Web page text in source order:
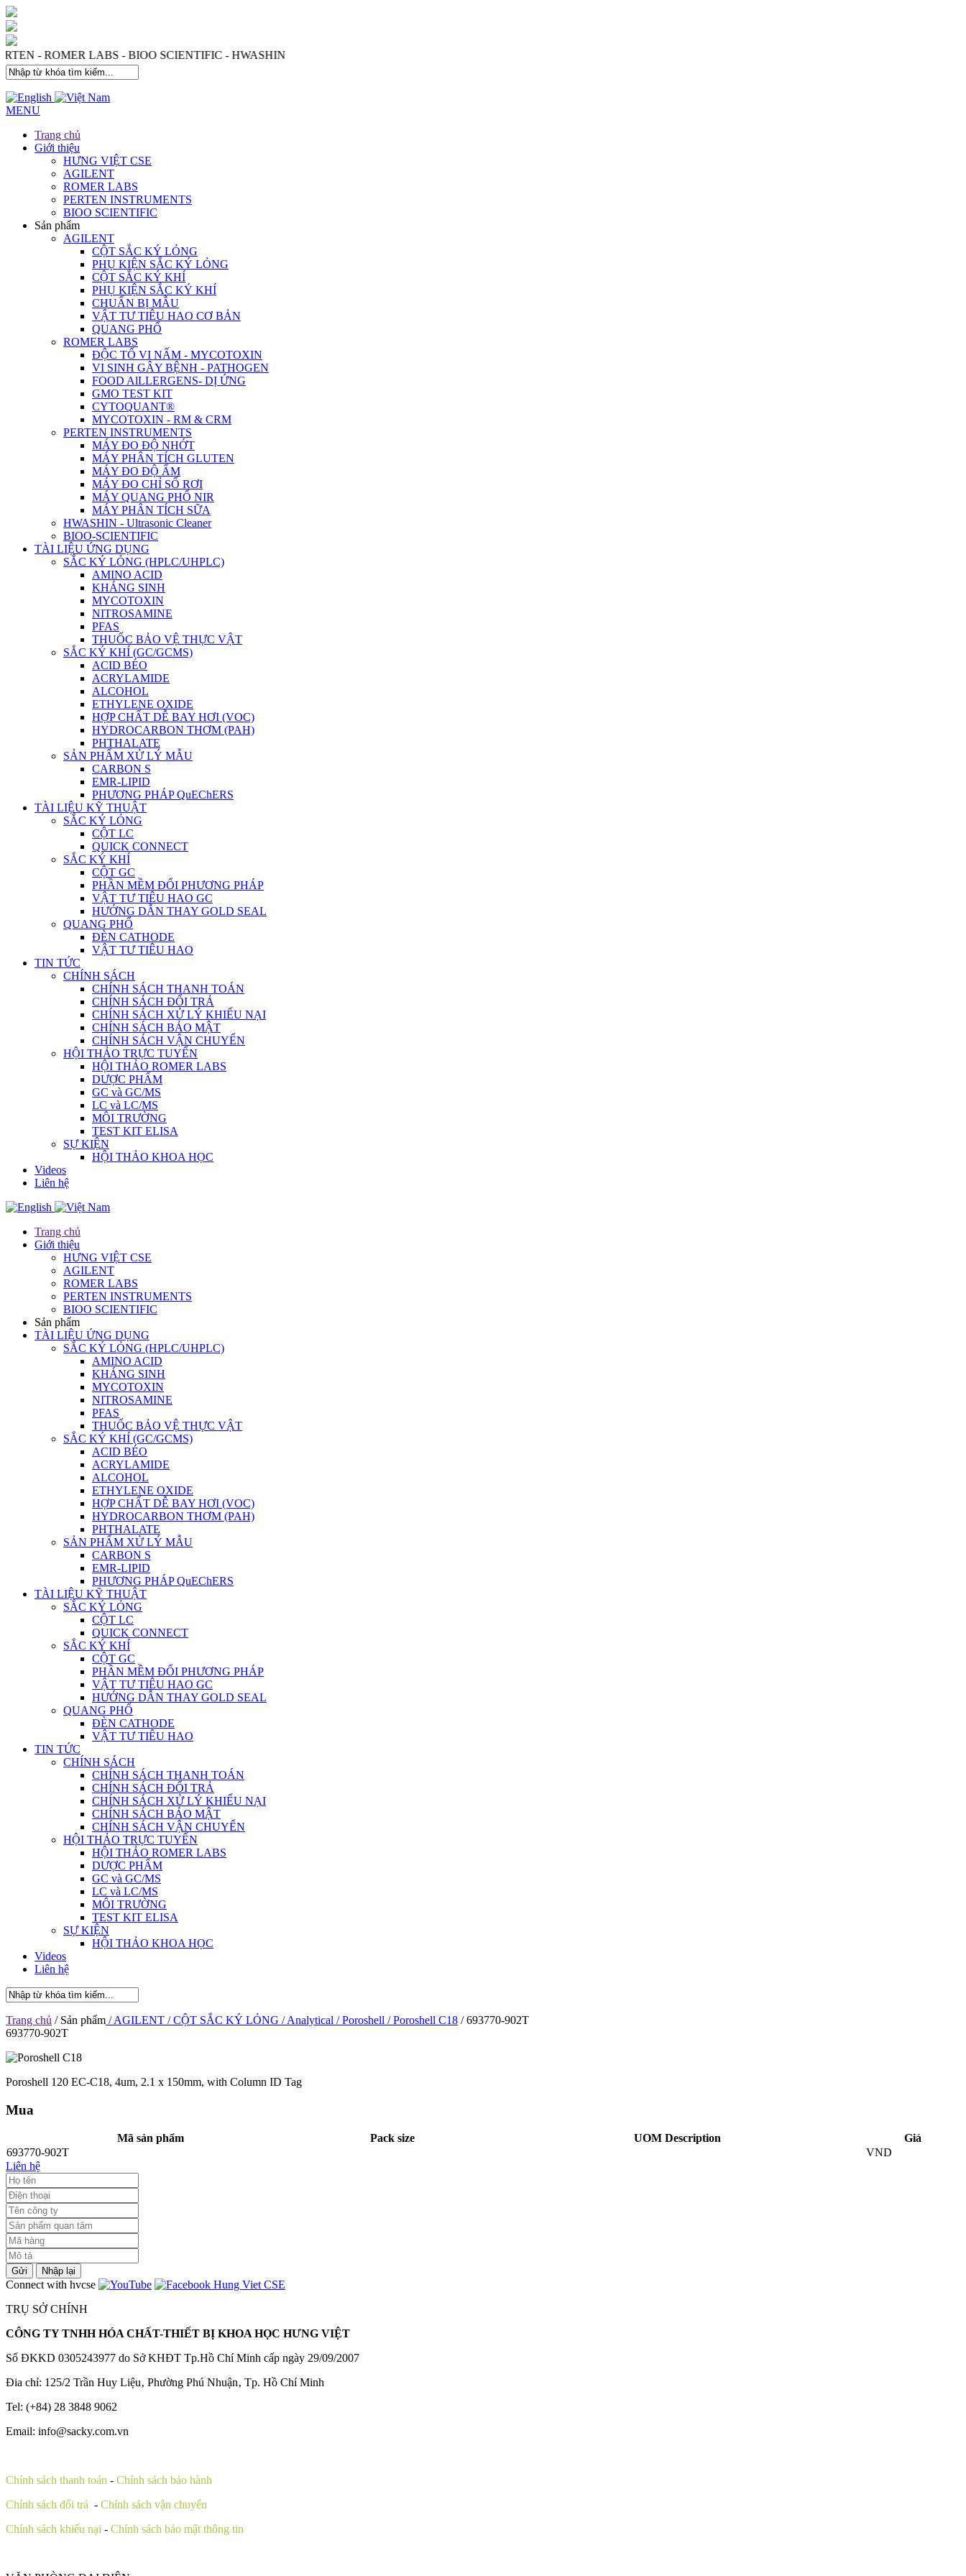
- PERTEN - ROMER LABS - BIOO SCIENTIFIC - HWASHIN
MENU
Trang chủ
Giới thiệu
HƯNG VIỆT CSE
AGILENT
ROMER LABS
PERTEN INSTRUMENTS
BIOO SCIENTIFIC
Sản phẩm
AGILENT
CỘT SẮC KÝ LỎNG
PHỤ KIỆN SẮC KÝ LỎNG
CỘT SẮC KÝ KHÍ
PHỤ KIỆN SẮC KÝ KHÍ
CHUẨN BỊ MẪU
VẬT TƯ TIÊU HAO CƠ BẢN
QUANG PHỔ
ROMER LABS
ĐỘC TỐ VI NẤM - MYCOTOXIN
VI SINH GÂY BỆNH - PATHOGEN
FOOD AlLLERGENS- DỊ ỨNG
GMO TEST KIT
CYTOQUANT®
MYCOTOXIN - RM & CRM
PERTEN INSTRUMENTS
MÁY ĐO ĐỘ NHỚT
MÁY PHÂN TÍCH GLUTEN
MÁY ĐO ĐỘ ẨM
MÁY ĐO CHỈ SỐ RƠI
MÁY QUANG PHỔ NIR
MÁY PHÂN TÍCH SỮA
HWASHIN - Ultrasonic Cleaner
BIOO-SCIENTIFIC
TÀI LIỆU ỨNG DỤNG
SẮC KÝ LỎNG (HPLC/UHPLC)
AMINO ACID
KHÁNG SINH
MYCOTOXIN
NITROSAMINE
PFAS
THUỐC BẢO VỆ THỰC VẬT
SẮC KÝ KHÍ (GC/GCMS)
ACID BÉO
ACRYLAMIDE
ALCOHOL
ETHYLENE OXIDE
HỢP CHẤT DỄ BAY HƠI (VOC)
HYDROCARBON THƠM (PAH)
PHTHALATE
SẢN PHẨM XỬ LÝ MẪU
CARBON S
EMR-LIPID
PHƯƠNG PHÁP QuEChERS
TÀI LIỆU KỸ THUẬT
SẮC KÝ LỎNG
CỘT LC
QUICK CONNECT
SẮC KÝ KHÍ
CỘT GC
PHẦN MỀM ĐỔI PHƯƠNG PHÁP
VẬT TƯ TIÊU HAO GC
HƯỚNG DẪN THAY GOLD SEAL
QUANG PHỔ
ĐÈN CATHODE
VẬT TƯ TIÊU HAO
TIN TỨC
CHÍNH SÁCH
CHÍNH SÁCH THANH TOÁN
CHÍNH SÁCH ĐỔI TRẢ
CHÍNH SÁCH XỬ LÝ KHIẾU NẠI
CHÍNH SÁCH BẢO MẬT
CHÍNH SÁCH VẬN CHUYỂN
HỘI THẢO TRỰC TUYẾN
HỘI THẢO ROMER LABS
DƯỢC PHẨM
GC và GC/MS
LC và LC/MS
MÔI TRƯỜNG
TEST KIT ELISA
SỰ KIỆN
HỘI THẢO KHOA HỌC
Videos
Liên hệ
Trang chủ
Giới thiệu
HƯNG VIỆT CSE
AGILENT
ROMER LABS
PERTEN INSTRUMENTS
BIOO SCIENTIFIC
Sản phẩm
TÀI LIỆU ỨNG DỤNG
SẮC KÝ LỎNG (HPLC/UHPLC)
AMINO ACID
KHÁNG SINH
MYCOTOXIN
NITROSAMINE
PFAS
THUỐC BẢO VỆ THỰC VẬT
SẮC KÝ KHÍ (GC/GCMS)
ACID BÉO
ACRYLAMIDE
ALCOHOL
ETHYLENE OXIDE
HỢP CHẤT DỄ BAY HƠI (VOC)
HYDROCARBON THƠM (PAH)
PHTHALATE
SẢN PHẨM XỬ LÝ MẪU
CARBON S
EMR-LIPID
PHƯƠNG PHÁP QuEChERS
TÀI LIỆU KỸ THUẬT
SẮC KÝ LỎNG
CỘT LC
QUICK CONNECT
SẮC KÝ KHÍ
CỘT GC
PHẦN MỀM ĐỔI PHƯƠNG PHÁP
VẬT TƯ TIÊU HAO GC
HƯỚNG DẪN THAY GOLD SEAL
QUANG PHỔ
ĐÈN CATHODE
VẬT TƯ TIÊU HAO
TIN TỨC
CHÍNH SÁCH
CHÍNH SÁCH THANH TOÁN
CHÍNH SÁCH ĐỔI TRẢ
CHÍNH SÁCH XỬ LÝ KHIẾU NẠI
CHÍNH SÁCH BẢO MẬT
CHÍNH SÁCH VẬN CHUYỂN
HỘI THẢO TRỰC TUYẾN
HỘI THẢO ROMER LABS
DƯỢC PHẨM
GC và GC/MS
LC và LC/MS
MÔI TRƯỜNG
TEST KIT ELISA
SỰ KIỆN
HỘI THẢO KHOA HỌC
Videos
Liên hệ
Trang chủ / Sản phẩm / AGILENT / CỘT SẮC KÝ LỎNG / Analytical / Poroshell / Poroshell C18 / 693770-902T
693770-902T
Poroshell 120 EC-C18, 4um, 2.1 x 150mm, with Column ID Tag
Mua
Mã sản phẩm Pack size UOM Description
Giá
693770-902T
VND
Liên hệ
Gửi Nhập lại
Connect with hvcse
TRỤ SỞ CHÍNH
CÔNG TY TNHH HÓA CHẤT-THIẾT BỊ KHOA HỌC HƯNG VIỆT
Số ĐKKD 0305243977 do Sở KHĐT Tp.Hồ Chí Minh cấp ngày 29/09/2007
Đia chỉ: 125/2 Trần Huy Liệu‚ Phường Phú Nhuận‚ Tp. Hồ Chí Minh
Tel: (+84) 28 3848 9062
Email: info@sacky.com.vn
Chính sách thanh toán - Chính sách bảo hành
Chính sách đổi trả - Chính sách vận chuyển
Chính sách khiếu nại - Chính sách bảo mật thông tin